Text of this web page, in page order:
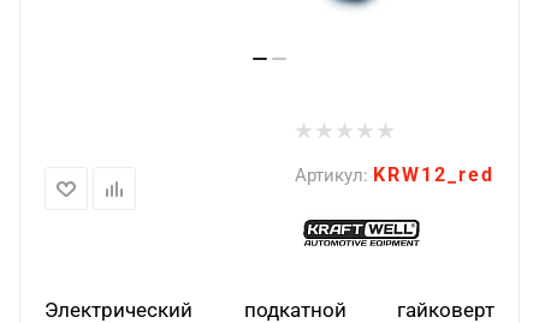
Артикул: KRW12_red
Электрический подкатной гайковерт